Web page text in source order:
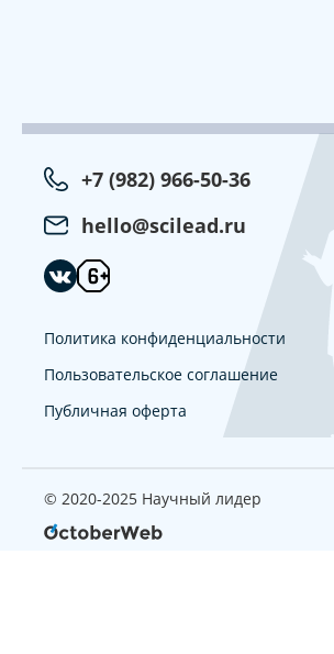
+7 (982) 966-50-36
hello@scilead.ru
Политика конфиденциальности
Пользовательское соглашение
Публичная оферта
© 2020-2025 Научный лидер